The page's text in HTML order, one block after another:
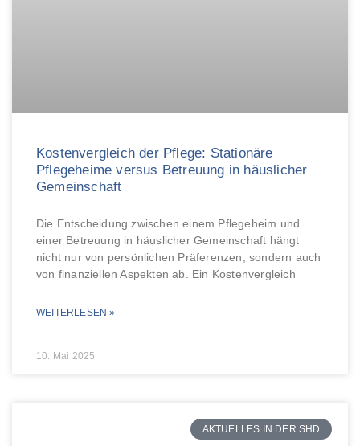
Kostenvergleich der Pflege: Stationäre
Pflegeheime versus Betreuung in häuslicher
Gemeinschaft
Die Entscheidung zwischen einem Pflegeheim und
einer Betreuung in häuslicher Gemeinschaft hängt
nicht nur von persönlichen Präferenzen, sondern auch
von finanziellen Aspekten ab. Ein Kostenvergleich
WEITERLESEN »
10. Mai 2025
AKTUELLES IN DER SHD